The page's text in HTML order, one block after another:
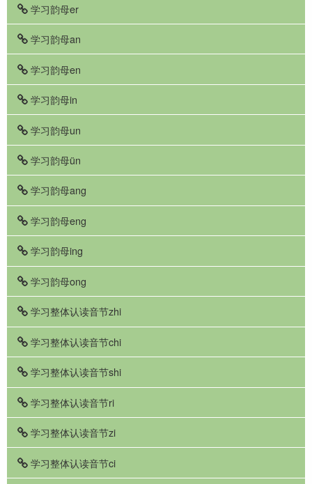
学习韵母er
学习韵母an
学习韵母en
学习韵母in
学习韵母un
学习韵母ün
学习韵母ang
学习韵母eng
学习韵母ing
学习韵母ong
学习整体认读音节zhi
学习整体认读音节chi
学习整体认读音节shi
学习整体认读音节ri
学习整体认读音节zi
学习整体认读音节ci